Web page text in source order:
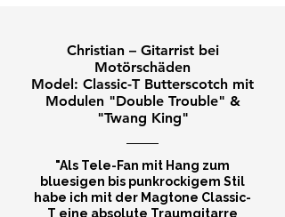
Christian – Gitarrist bei
Motörschäden
Model: Classic-T Butterscotch mit
Modulen "Double Trouble" &
"Twang King"
"Als Tele-Fan mit Hang zum
bluesigen bis punkrockigem Stil
habe ich mit der Magtone Classic-
T eine absolute Traumgitarre